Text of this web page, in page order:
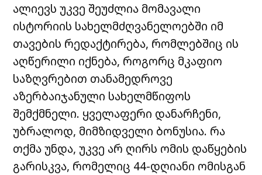
ალიევს უკვე შეუძლია მომავალი
ისტორიის სახელმძღვანელოებში იმ
თავების რედაქტირება, რომლებშიც ის
აღწერილი იქნება, როგორც მკაფიო
საზღვრებით თანამედროვე
აზერბაიჯანული სახელმწიფოს
შემქმნელი. ყველაფერი დანარჩენი,
უბრალოდ, მიმზიდველი ბონუსია. რა
თქმა უნდა, უკვე არ ღირს ომის დაწყების
გარისკვა, რომელიც 44-დღიანი ომისგან